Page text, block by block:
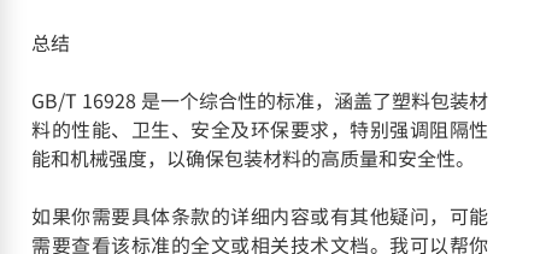
总结
GB/T 16928 是一个综合性的标准，涵盖了塑料包装材
料的性能、卫生、安全及环保要求，特别强调阻隔性
能和机械强度，以确保包装材料的高质量和安全性。
如果你需要具体条款的详细内容或有其他疑问，可能
需要查看该标准的全文或相关技术文档。我可以帮你